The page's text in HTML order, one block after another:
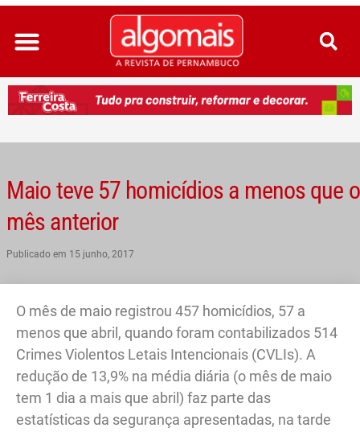
Ir
para
conteúdo
Maio teve 57 homicídios a menos que o
mês anterior
Publicado em 15 junho, 2017
O mês de maio registrou 457 homicídios, 57 a
menos que abril, quando foram contabilizados 514
Crimes Violentos Letais Intencionais (CVLIs). A
redução de 13,9% na média diária (o mês de maio
tem 1 dia a mais que abril) faz parte das
estatísticas da segurança apresentadas, na tarde